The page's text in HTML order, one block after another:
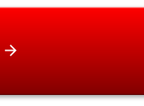
arrow_forward